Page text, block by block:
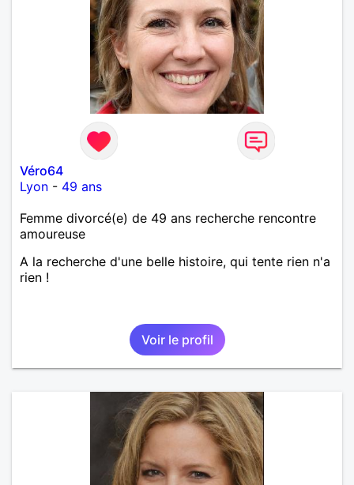
Véro64
Lyon - 49 ans
Femme divorcé(e) de 49 ans recherche rencontre
amoureuse
A la recherche d'une belle histoire, qui tente rien n'a
rien !
Voir le profil